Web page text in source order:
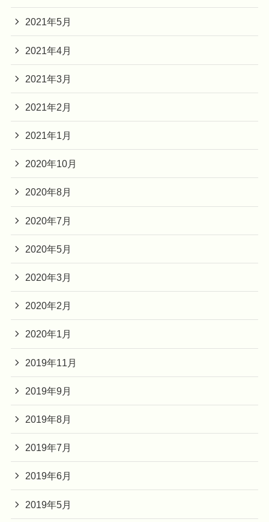
2021年5月
2021年4月
2021年3月
2021年2月
2021年1月
2020年10月
2020年8月
2020年7月
2020年5月
2020年3月
2020年2月
2020年1月
2019年11月
2019年9月
2019年8月
2019年7月
2019年6月
2019年5月